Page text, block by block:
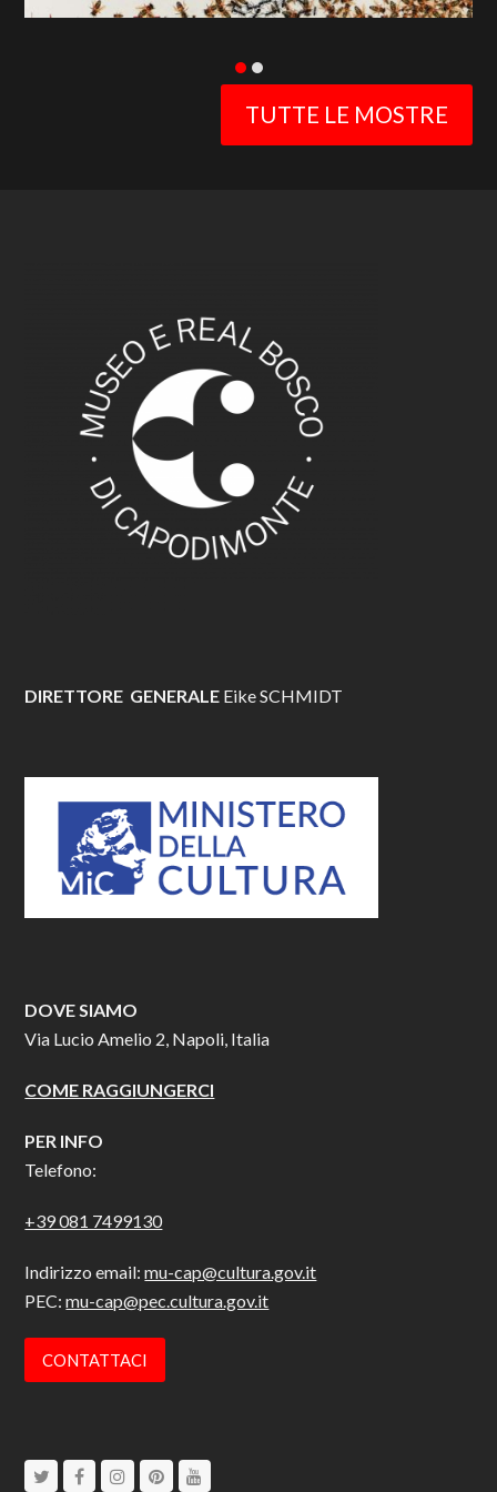
TUTTE LE MOSTRE
DIRETTORE GENERALE Eike SCHMIDT
DOVE SIAMO
Via Lucio Amelio 2, Napoli, Italia
COME RAGGIUNGERCI
PER INFO
Telefono:
+39 081 7499130
Indirizzo email:mu-cap@cultura.gov.it
PEC:mu-cap@pec.cultura.gov.it
CONTATTACI
TwitterFacebookInstagram
Pinterest